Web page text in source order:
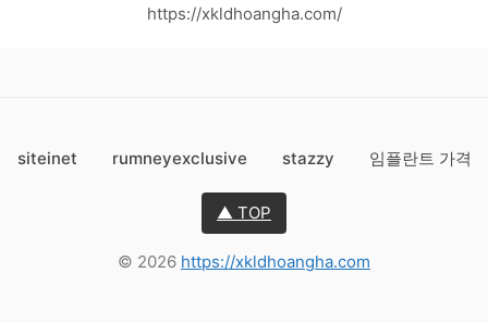
https://xkldhoangha.com/
siteinet rumneyexclusive stazzy 임플란트 가격
▲ TOP
© 2026 https://xkldhoangha.com